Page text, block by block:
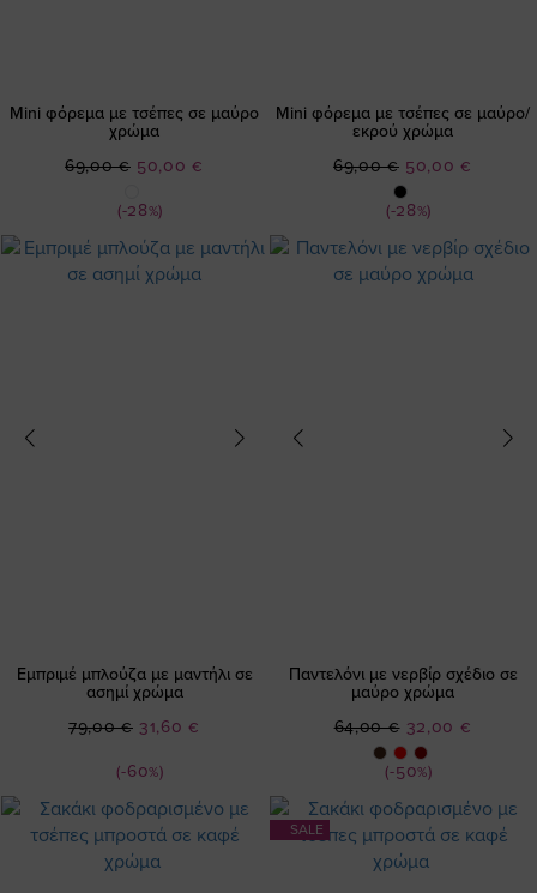
Mini φόρεμα με τσέπες σε μαύρο
χρώμα
(-28%)
Ειδική
50,00 €
69,00 €
Mini φόρεμα με τσέπες σε μαύρο/
εκρού χρώμα
(-28%)
Ειδική
Τιμή
50,00 €
69,00 €
Εμπριμέ μπλούζα με μαντήλι σε
ασημί χρώμα
(-60%)
Ειδική
31,60 €
79,00 €
Παντελόνι με νερβίρ σχέδιο σε
μαύρο χρώμα
(-50%)
Ειδική
Τιμή
32,00 €
64,00 €
SALE